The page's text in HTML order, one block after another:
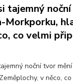
tajemný
Morkporku,
co velmi
noční tvor
v něco,